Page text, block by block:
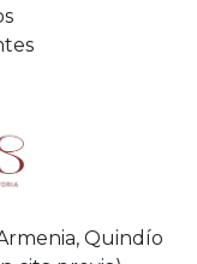
Quindío